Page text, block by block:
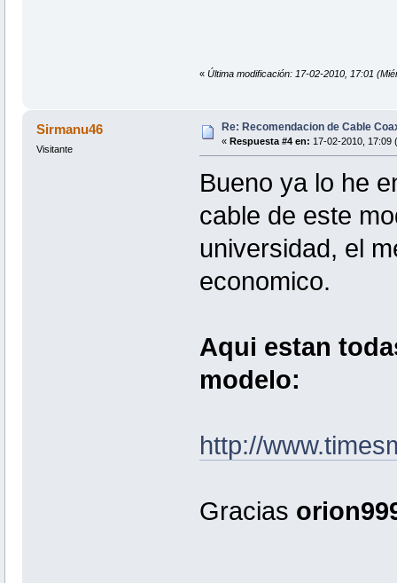
« Última modificación: 17-02-2010, 17:01
Sirmanu46
Visitante
Re: Recomendacion de Cable
« Respuesta #4 en: 17-02-2010, 17:09
Bueno ya lo he
cable de este
universidad, el
economico.
Aqui estan
modelo:
http://
Gracias